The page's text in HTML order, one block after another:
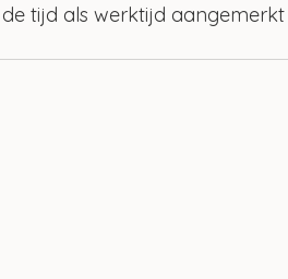
tijd als werktijd